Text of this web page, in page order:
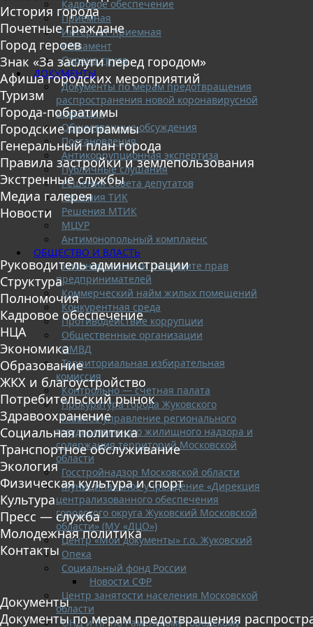
Кадровое обеспечение
Приемная
Интернет-приемная
Регламент
Охрана труда
ДОКУМЕНТЫ
Документы по мерам предотвращения
распространения новой коронавирусной
инфекции
Общественные обсуждения
Постановления
Антикоррупционная экспертиза
Публичные слушания
Решения Совета депутатов
Решения ТИК
Решения МТИК
МЦУР
Антимонопольный комплаенс
ОБЩЕСТВО И ВЛАСТЬ
Уполномоченный по защите прав
предпринимателей
Коммерческий найм жилых помещений
Конкурентная среда
Противодействие коррупции
Общественные организации
ОМВД
Территориальная избирательная
комиссия
Контрольно — счетная палата
Прокуратура города Жуковского
Главное управление регионального
государственного жилищного надзора и
содержания территорий Московской
области
Госстройнадзор Московской области
Муниципальное учреждение «Дирекция
централизованного обеспечения
городского округа Жуковский Московской
области» (МУ «ДЦО»)
Центр «Мои документы» г.о. Жуковский
Опека
Социальный фонд России
Новости СФР
Центр занятости населения Московской
области
ОНД и ПР по Раменскому городскому
История города
Почетные граждане
Город героев
Знак «За заслуги перед городом»
Афиша городских мероприятий
Туризм
Города-побратимы
Городские программы
Генеральный план города
Правила застройки и землепользования
Экстренные службы
Медиа галерея
Новости
Руководитель администрации
Структура
Полномочия
Кадровое обеспечение
НЦА
Экономика
Образование
ЖКХ и благоустройство
Потребительский рынок
Здравоохранение
Социальная политика
Транспортное обслуживание
Экология
Физическая культура и спорт
Культура
Пресс — служба
Молодежная политика
Контакты
Документы
Документы по мерам предотвращения